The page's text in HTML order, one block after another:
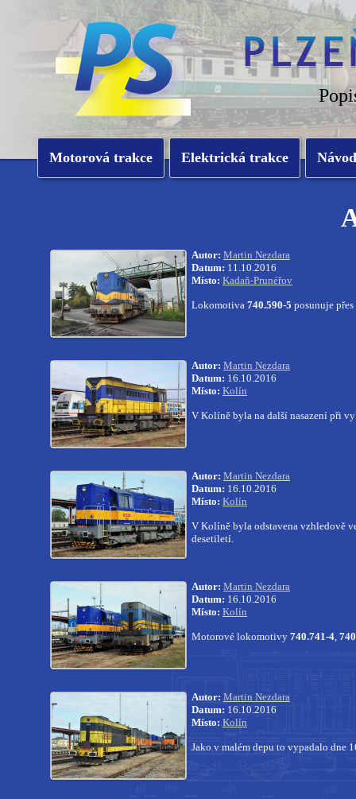
Motorová trakce Elektrická trakce
Autor: Martin Nezdara
Datum: 11.10.2016
Místo: Kadaň-Prunéřov
Lokomotiva 740.590-5 posunuje
Autor: Martin Nezdara
Datum: 16.10.2016
Místo: Kolín
V Kolíně byla na další nasazení při
Autor: Martin Nezdara
Datum: 16.10.2016
Místo: Kolín
V Kolíně byla odstavena vzhledově
desetiletí.
Autor: Martin Nezdara
Datum: 16.10.2016
Místo: Kolín
Motorové lokomotivy 740.741-4,
Autor: Martin Nezdara
Datum: 16.10.2016
Místo: Kolín
Jako v malém depu to vypadalo dne